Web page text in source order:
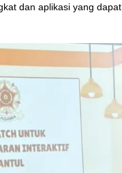
dan aplikasi yang dapat